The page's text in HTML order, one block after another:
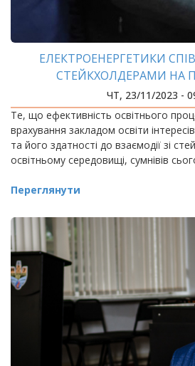
ЕЛЕКТРОЕНЕРГЕТИКИ
СТЕЙКХОЛДЕРАМИ НА
ЧТ, 23/11/2023 -
Те, що ефективність освітнього
врахування закладом освіти
та його здатності до взаємодії зі
освітньому середовищі, сумнівів
Переглянути